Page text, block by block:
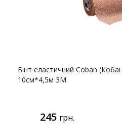
Бінт еластичний Coban
10см*4,5м 3M
245 грн.